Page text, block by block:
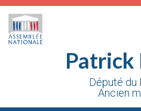
Patrick
Député du
Ancien
Cookies management panel